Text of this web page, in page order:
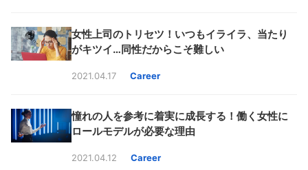
女性上司のトリセツ！いつもイライラ、当たり
がキツイ…同性だからこそ難しい
2021.04.17 Career
憧れの人を参考に着実に成長する！働く女性に
ロールモデルが必要な理由
2021.04.12 Career